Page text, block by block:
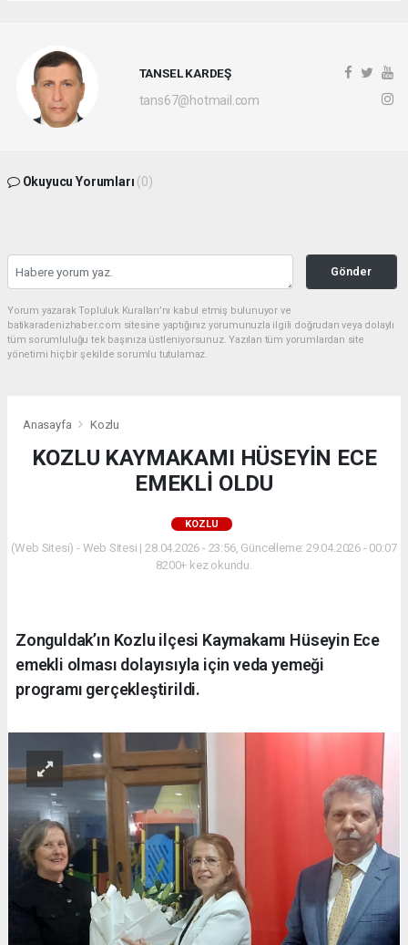
TANSEL KARDEŞ
tans67@hotmail.com
Okuyucu Yorumları (0)
Gönder
Yorum yazarak Topluluk Kuralları’nı kabul etmiş bulunuyor ve
batikaradenizhaber.com sitesine yaptığınız yorumunuzla ilgili doğrudan veya dolaylı
tüm sorumluluğu tek başınıza üstleniyorsunuz. Yazılan tüm yorumlardan site
yönetimi hiçbir şekilde sorumlu tutulamaz.
Anasayfa Kozlu
KOZLU KAYMAKAMI HÜSEYİN ECE
EMEKLİ OLDU
KOZLU
(Web Sitesi) - Web Sitesi | 28.04.2026 - 23:56, Güncelleme: 29.04.2026 - 00:07
8200+ kez okundu.
Zonguldak’ın Kozlu ilçesi Kaymakamı Hüseyin Ece
emekli olması dolayısıyla için veda yemeği
programı gerçekleştirildi.